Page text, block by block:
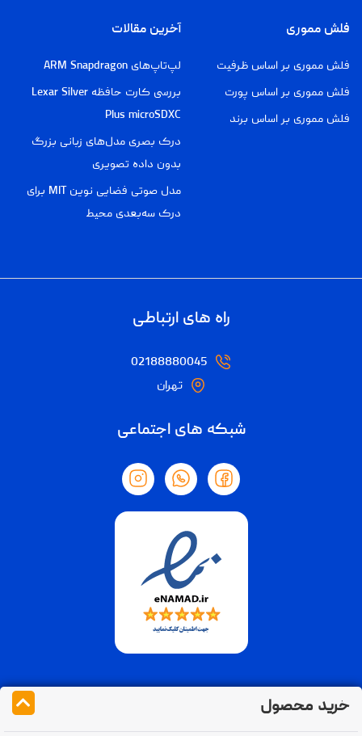
خرید محصول
فلش مموری
فلش مموری بر اساس ظرفیت
فلش مموری بر اساس پورت
فلش مموری بر اساس برند
آخرین مقالات
لپ‌تاپ‌های ARM Snapdragon
بررسی کارت حافظه Lexar Silver
Plus microSDXC
درک بصری مدل‌های زبانی بزرگ
بدون داده تصویری
مدل صوتی فضایی نوین MIT برای
درک سه‌بعدی محیط
راه های ارتباطی
02188880045
تهران
شبکه های اجتماعی
تمام حقوق مادی و معنوی متعلق به فوراسل می باشد